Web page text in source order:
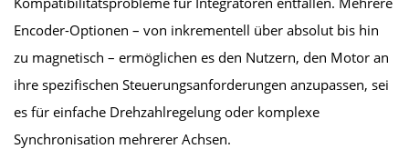
Encoder-Optionen – von inkrementell über absolut bis hin
zu magnetisch – ermöglichen es den Nutzern, den Motor an
ihre spezifischen Steuerungsanforderungen anzupassen, sei
es für einfache Drehzahlregelung oder komplexe
Synchronisation mehrerer Achsen.